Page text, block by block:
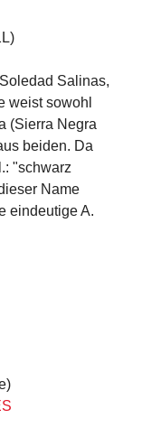
Salinas,
weist sowohl
(Sierra Negra
beiden. Da
"schwarz
Name
eindeutige A.